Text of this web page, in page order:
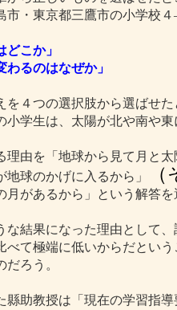
市・東京都三鷹市の小学校
どこか」
わるのはなぜか」
を４つの選択肢から選ばせ
小学生は、太陽が北や南や
由を「地球から見て月と
地球のかげに入るから」
月があるから」という解答
結果になった理由として
べて極端に低いからだとい
ろう。
助教授は「現在の学習指